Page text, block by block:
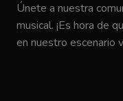
Únete a nuestra
musical. ¡Es hora de
en nuestro escenario